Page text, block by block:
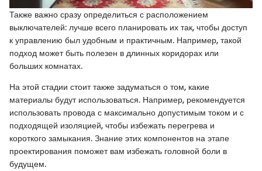
Также важно сразу определиться с расположением
выключателей: лучше всего планировать их так, чтобы доступ
к управлению был удобным и практичным. Например, такой
подход может быть полезен в длинных коридорах или
больших комнатах.
На этой стадии стоит также задуматься о том, какие
материалы будут использоваться. Например, рекомендуется
использовать провода с максимально допустимым током и с
подходящей изоляцией, чтобы избежать перегрева и
короткого замыкания. Знание этих компонентов на этапе
проектирования поможет вам избежать головной боли в
будущем.